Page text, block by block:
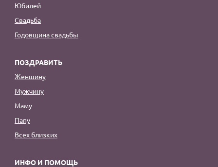
Юбилей
Свадьба
Годовщина свадьбы
ПОЗДРАВИТЬ
Женщину
Мужчину
Маму
Папу
Всех близких
ИНФО И ПОМОЩЬ